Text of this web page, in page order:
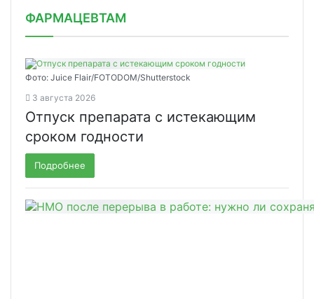
ФАРМАЦЕВТАМ
Фото: Juice Flair/FOTODOM/Shutterstoсk
3 августа 2026
Отпуск препарата с истекающим
сроком годности
Подробнее